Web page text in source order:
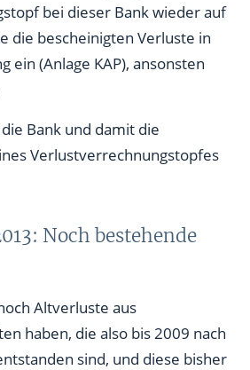
bei dieser Bank wieder auf
die bescheinigten Verluste in
ein (Anlage KAP), ansonsten
die Bank und damit die
Verlustverrechnungstopfes
Noch bestehende
Altverluste aus
haben, die also bis 2009 nach
sind, und diese bisher